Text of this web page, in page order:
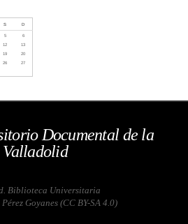
S D
5
6
12
13
19
20
26
27
Documental de la
Valladolid
Biblioteca Universitaria
Goyanes (CC BY-SA 4.0)